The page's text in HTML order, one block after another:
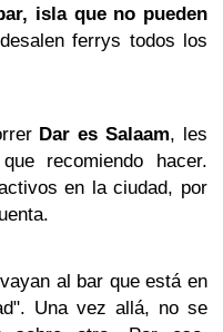
isla que no pueden
ferrys todos los
Dar es Salaam, les
recomiendo hacer.
en la ciudad, por
al bar que está en
Una vez allá, no se